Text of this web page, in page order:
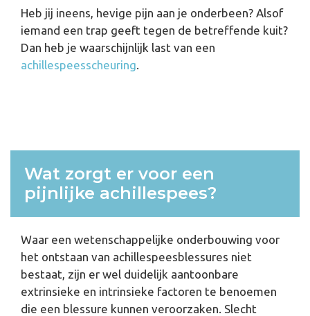
Heb jij ineens, hevige pijn aan je onderbeen? Alsof
iemand een trap geeft tegen de betreffende kuit?
Dan heb je waarschijnlijk last van een
achillespeesscheuring
Wat zorgt er voor een
pijnlijke achillespees?
Waar een wetenschappelijke onderbouwing voor
het ontstaan van achillespeesblessures niet
bestaat, zijn er wel duidelijk aantoonbare
extrinsieke en intrinsieke factoren te benoemen
die een blessure kunnen veroorzaken. Slecht